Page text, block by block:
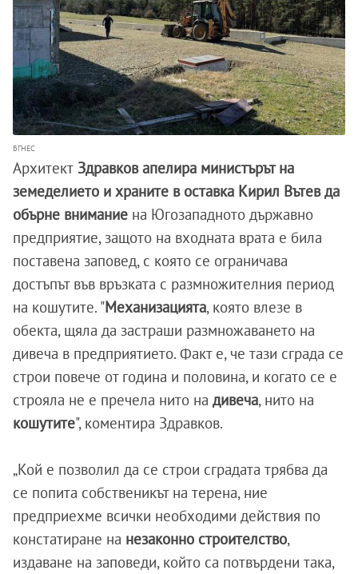
БГНЕС
Архитект Здравков апелира министърът на
земеделието и храните в оставка Кирил Вътев да
обърне внимание на Югозападното държавно
предприятие, защото на входната врата е била
поставена заповед, с която се ограничава
достъпът във връзката с размножителния период
на кошутите. "Механизацията, която влезе в
обекта, щяла да застраши размножаването на
дивеча в предприятието. Факт е, че тази сграда се
строи повече от година и половина, и когато се е
строяла не е пречела нито на дивеча, нито на
кошутите", коментира Здравков.
„Кой е позволил да се строи сградата трябва да
се попита собственикът на терена, ние
предприехме всички необходими действия по
констатиране на незаконно строителство,
издаване на заповеди, който са потвърдени така,